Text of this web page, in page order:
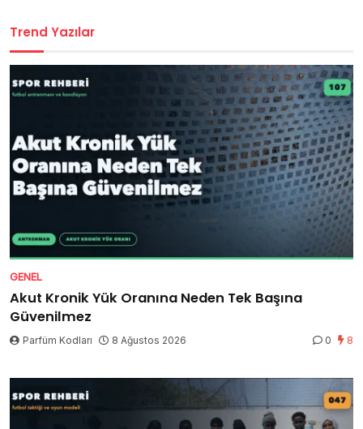
Trend Yazılar
GENEL
Akut Kronik Yük Oranına Neden Tek Başına
Güvenilmez
Parfüm Kodları 8 Ağustos 2026 0 8